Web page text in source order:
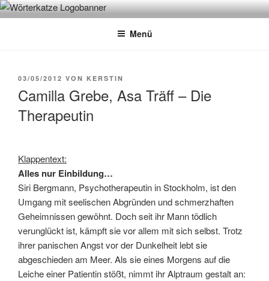
Zum
InhaltWÖRTERKATZE
Von Büchern erzählen
Menü
VERÖFFENTLICHT
03/05/2012 VON KERSTIN
Camilla Grebe, Asa Träff – Die
Therapeutin
Klappentext:
Alles nur Einbildung…
Siri Bergmann, Psychotherapeutin in Stockholm, ist den
Umgang mit seelischen Abgründen und schmerzhaften
Geheimnissen gewöhnt. Doch seit ihr Mann tödlich
verunglückt ist, kämpft sie vor allem mit sich selbst. Trotz
ihrer panischen Angst vor der Dunkelheit lebt sie
abgeschieden am Meer. Als sie eines Morgens auf die
Leiche einer Patientin stößt, nimmt ihr Alptraum gestalt an: